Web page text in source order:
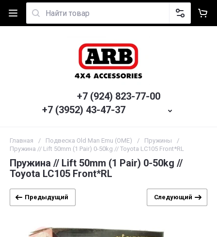
+7 (924) 823-77-00
+7 (3952) 43-47-37
Главная / Подвеска Old Man Emu (OME) / Пружины
/
Пружина // Lift 50mm (1 Pair) 0-50kg // Toyota LC105 Front*RL
Пружина // Lift 50mm (1 Pair) 0-50kg //
Toyota LC105 Front*RL
Предыдущий Следующий